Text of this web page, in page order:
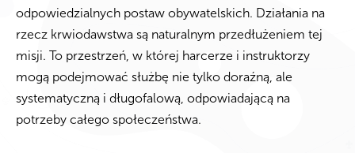
odpowiedzialnych postaw obywatelskich. Działania na
rzecz krwiodawstwa są naturalnym przedłużeniem tej
misji. To przestrzeń, w której harcerze i instruktorzy
mogą podejmować służbę nie tylko doraźną, ale
systematyczną i długofalową, odpowiadającą na
potrzeby całego społeczeństwa.